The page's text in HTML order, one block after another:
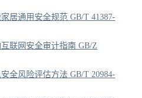
居通用安全规范 GB/T 41387-
联网安全审计指南 GB/Z
全风险评估方法 GB/T 20984-